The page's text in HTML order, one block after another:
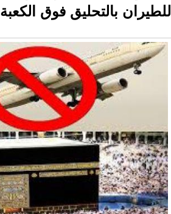
للطيران بالتحليق فوق الكعبة